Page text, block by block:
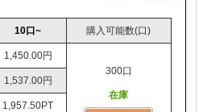
10口~ 購入可能数(口)
1,450.00円
300口
在庫
1,537.00円
1,957.50PT